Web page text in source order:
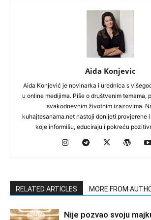
Aida Konjevic
Aida Konjević je novinarka i urednica s
u online medijima. Piše o društvenim temama,
svakodnevnim životnim izazovima.
kuhajtesanama.net nastoji donijeti provjerene
koje informišu, educiraju i pokreću
RELATED ARTICLES MORE FROM
Nije pozvao svoju